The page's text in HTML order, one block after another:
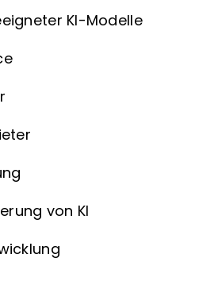
KI-Modelle
von KI